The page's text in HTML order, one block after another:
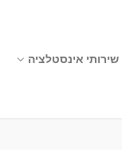
שירותי אינסטלציה